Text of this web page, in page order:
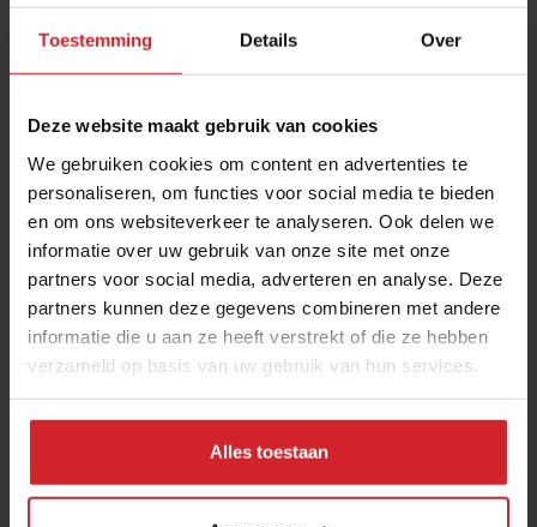
Toestemming Details Over
Deze website maakt gebruik van cookies
We gebruiken cookies om content en advertenties te
personaliseren, om functies voor social media te bieden
en om ons websiteverkeer te analyseren. Ook delen we
informatie over uw gebruik van onze site met onze
partners voor social media, adverteren en analyse. Deze
partners kunnen deze gegevens combineren met andere
informatie die u aan ze heeft verstrekt of die ze hebben
verzameld op basis van uw gebruik van hun services.
Alles toestaan
Het bruine café is zoveel meer dan een
horecagelegenheid
KHN voorzitter Marijke Vuik over de aantrekkingskracht van
17 april 2024| 4 min
Café's & Bars Food